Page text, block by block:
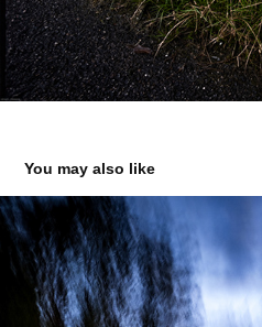
You may also like